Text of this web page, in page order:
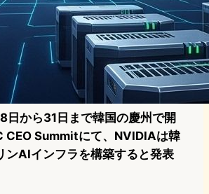
から31日まで韓国の慶州で開
CEO Summitにて、NVIDIAは韓
ンAIインフラを構築すると発表